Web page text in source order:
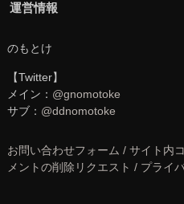
運営情報
のもとけ
【Twitter】
メイン： @gnomotoke
サブ： @ddnomotoke
お問い合わせフォーム / サイト内
メントの削除リクエスト / プライ